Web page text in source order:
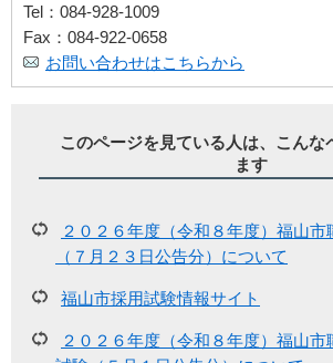
Tel：084-928-1009
Fax：084-922-0658
お問い合わせはこちらから
このページを見ている人は、こんな
ます
２０２６年度（令和８年度）福山市
（７月２３日公告分）について
福山市採用試験情報サイト
２０２６年度（令和８年度）福山